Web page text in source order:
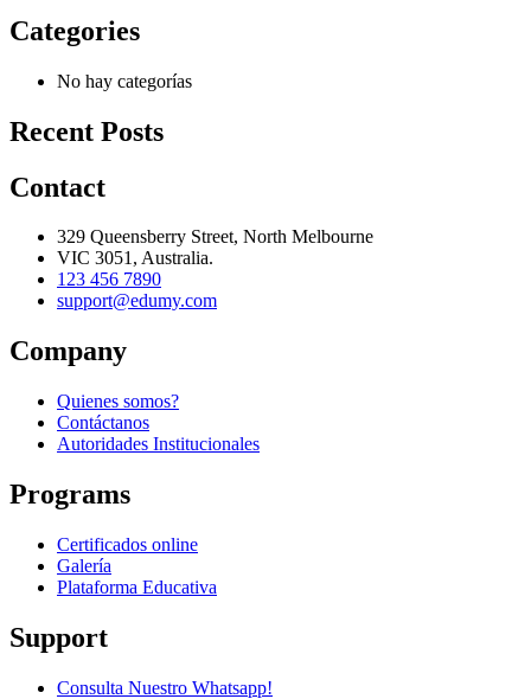
Categories
No hay categorías
Recent Posts
Contact
329 Queensberry Street, North Melbourne
VIC 3051, Australia.
123 456 7890
support@edumy.com
Company
Quienes somos?
Contáctanos
Autoridades Institucionales
Programs
Certificados online
Galería
Plataforma Educativa
Support
Consulta Nuestro Whatsapp!